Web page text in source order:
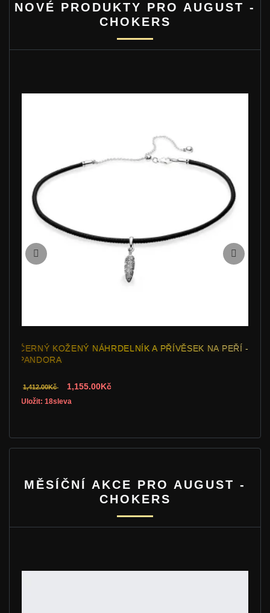
NOVÉ PRODUKTY PRO AUGUST -
CHOKERS
KOŽENÝ NÁHRDELNÍK A PŘÍVĚSEK NA PEŘÍ -
1,155.00Kč
18sleva
CHOKER
MĚSÍČNÍ AKCE PRO AUGUST -
CHOKERS